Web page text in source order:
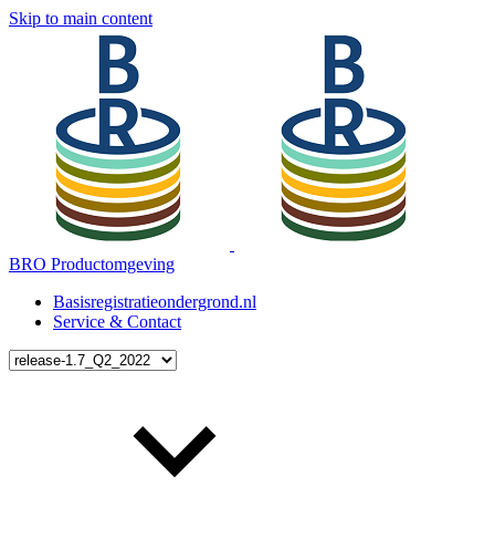
Skip to main content
BRO Productomgeving
Basisregistratieondergrond.nl
Service & Contact